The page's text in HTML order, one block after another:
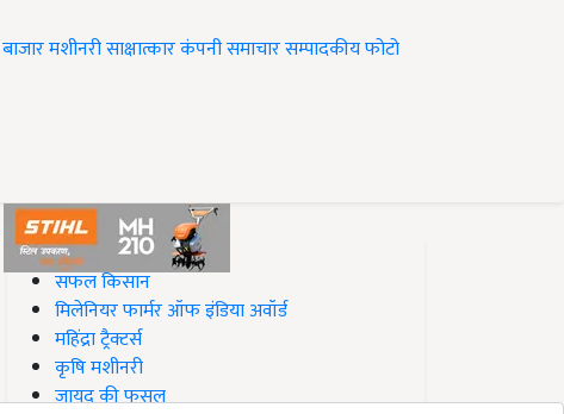
बाजारमशीनरीसाक्षात्कारकंपनी समाचारसम्पादकीयफोटो
#Top on Krishi Jagran
सफल किसान
मिलेनियर फार्मर ऑफ इंडिया अवॉर्ड
महिंद्रा ट्रैक्टर्स
कृषि मशीनरी
जायद की फसल